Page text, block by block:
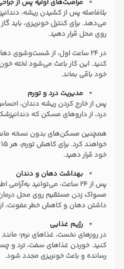
مراقبت‌های اولیه پس از
بلافاصله پس از کشیدن ریشه،
روی محل قرار دهید.
در 24 ساعت اول، از شست‌وشوی
کنید. این کار باعث می‌شود لخته
خود باقی بماند.
مدیریت درد و تورم
پس از خارج کردن ریشه دندان،
درد، از داروهای مسکن که
همچنین مسکن‌های بدون نسخه
خود قرار دهید.
بهداشت دهان و دندان
پس از 24 ساعت، می‌توانید
مسواک زدن مستقیم روی محل درمان
داشتن دهان و کاهش خطر عفونت،
رژیم غذایی
در روزهای نخست، غذاهای نرم؛
کنید. خوردن غذاهای سفت، ترد و
رسانده و باعث خونریزی مجدد شود.